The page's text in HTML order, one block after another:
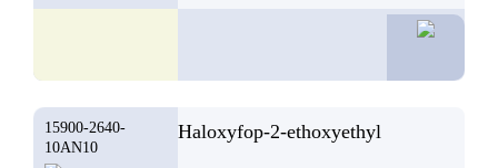
15900-2640-
10AN10
Haloxyfop-2-ethoxyethyl